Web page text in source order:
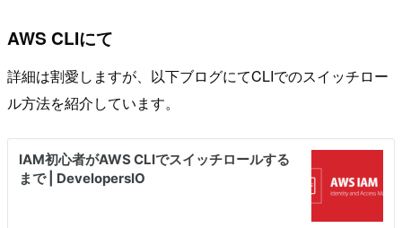
AWS CLIにて
詳細は割愛しますが、以下ブログにてCLIでのスイッチロー
ル方法を紹介しています。